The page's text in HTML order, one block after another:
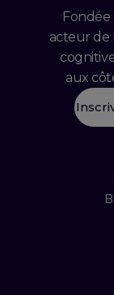
acteur de
aux